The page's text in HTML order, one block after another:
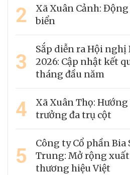
2
Xã Xuân Cảnh:
biển
3
Sắp diễn ra Hội nghị
2026: Cập nhật kết
tháng đầu năm
4
Xã Xuân Thọ:
trưởng đa trụ cột
5
Công ty Cổ phần
Trung: Mở rộng
thương hiệu Việt